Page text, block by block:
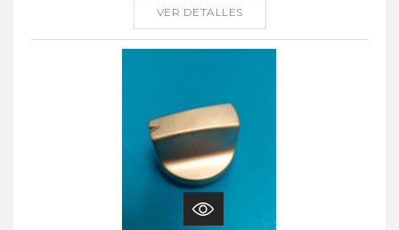
VER DETALLES